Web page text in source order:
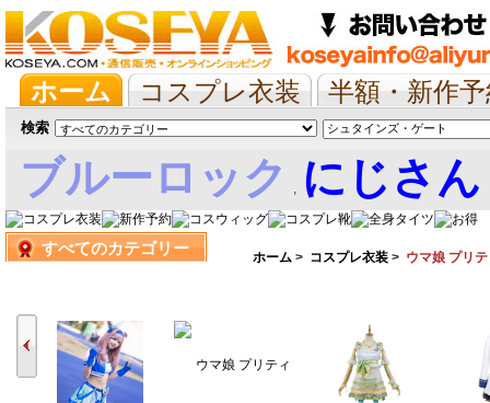
ホーム コスプレ衣装
半額・新作
抱き枕/布団/シーツ
ツイステ ウマ
検索
ブルーロック , にじさ
娘すべてのカテゴリー ホーム > コスプレ衣装 > ウマ娘 プリ